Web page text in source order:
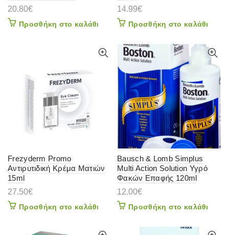
20.80€
Προσθήκη στο καλάθι
14.99€
Προσθήκη στο καλάθι
Frezyderm Promo
Αντιρυτιδική Κρέμα Ματιών
15ml
27.50€
Προσθήκη στο καλάθι
Bausch & Lomb Simplus
Multi Action Solution Υγρό
Φακών Επαφής 120ml
12.00€
Προσθήκη στο καλάθι